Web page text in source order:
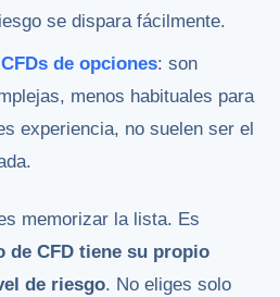
se dispara fácilmente.
CFDs de opciones: son
menos habituales para
experiencia, no suelen ser el
memorizar la lista. Es
de CFD tiene su propio
de riesgo. No eliges solo